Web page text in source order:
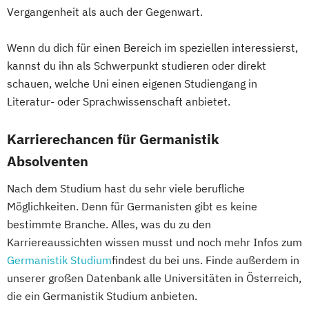
Sozialkunde und Politische Bildung
Global Studies
Global Studies on Management and
Information Science (GLOMIS)
Griechisch Griechisch (Lehramt)
Inclusive Education Industrial Ecology
Informatik (Lehramt)
Interdisziplinäres Doktorat an der URBI
Fakultät
Italienisch (Lehramt)
Jüdische Studien – Geschichte jüdischer
Kulturen
Vergangenheit als auch der Gegenwart.
Wenn du dich für einen Bereich im speziellen interessierst,
kannst du ihn als Schwerpunkt studieren oder direkt
schauen, welche Uni einen eigenen Studiengang in
Literatur- oder Sprachwissenschaft anbietet.
Karrierechancen für Germanistik
Absolventen
Nach dem Studium hast du sehr viele berufliche
Möglichkeiten. Denn für Germanisten gibt es keine
bestimmte Branche. Alles, was du zu den
Karriereaussichten wissen musst und noch mehr Infos zum
Germanistik Studiumfindest du bei uns. Finde außerdem in
unserer großen Datenbank alle Universitäten in Österreich,
die ein Germanistik Studium anbieten.